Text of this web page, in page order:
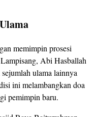
memimpin prosesi
Abi Hasballah
ulama lainnya
ini melambangkan doa
pemimpin baru.